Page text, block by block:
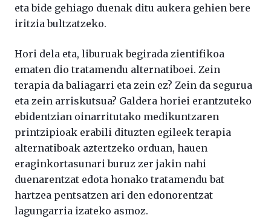
eta bide gehiago duenak ditu aukera gehien bere
iritzia bultzatzeko.
Hori dela eta, liburuak begirada zientifikoa
ematen dio tratamendu alternatiboei. Zein
terapia da baliagarri eta zein ez? Zein da segurua
eta zein arriskutsua? Galdera horiei erantzuteko
ebidentzian oinarritutako medikuntzaren
printzipioak erabili dituzten egileek terapia
alternatiboak aztertzeko orduan, hauen
eraginkortasunari buruz zer jakin nahi
duenarentzat edota honako tratamendu bat
hartzea pentsatzen ari den edonorentzat
lagungarria izateko asmoz.